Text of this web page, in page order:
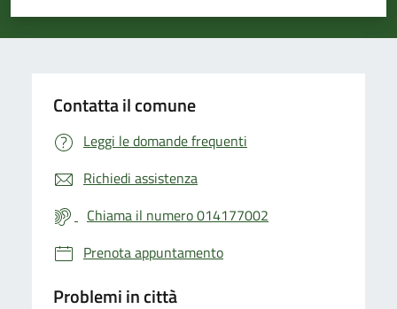
Valuta 5 stelle su 5
Valuta 4 stelle su 5
Valuta 3 stelle su 5
Valuta 2 stelle su 5
Valuta 1 stelle su 5
Contatta il comune
Leggi le domande frequenti
Richiedi assistenza
Chiama il numero 014177002
Prenota appuntamento
Problemi in città